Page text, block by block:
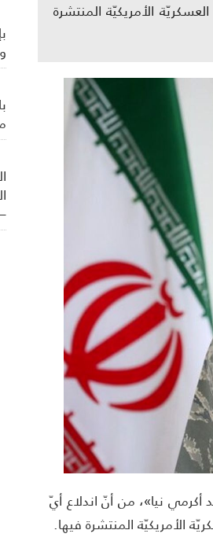
الأمريكيّة المنتشرة
نيا»، من أنّ اندلاع أيّ
الأمريكيّة المنتشرة فيها.